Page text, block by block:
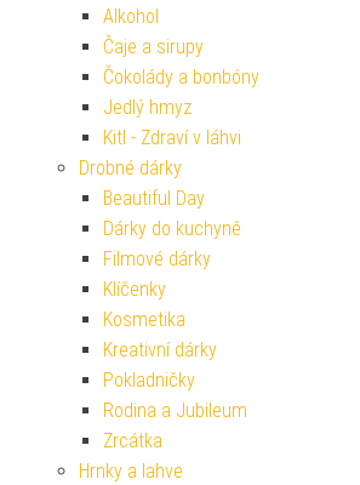
Alkohol
Čaje a sirupy
Čokolády a bonbóny
Jedlý hmyz
Kitl - Zdraví v láhvi
Drobné dárky
Beautiful Day
Dárky do kuchyně
Filmové dárky
Klíčenky
Kosmetika
Kreativní dárky
Pokladničky
Rodina a Jubileum
Zrcátka
Hrnky a lahve